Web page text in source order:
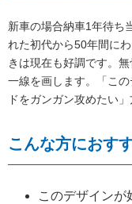
新車の場合納車1年待ち
れた初代から50年間に
きは現在も好調です。
一線を画します。「こ
ドをガンガン攻めたい
こんな方におす
このデザインが